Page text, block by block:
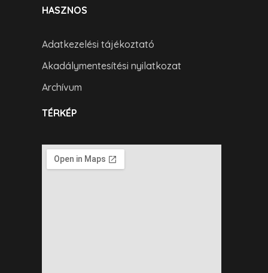
HASZNOS
Adatkezelési tájékoztató
Akadálymentesítési nyilatkozat
Archívum
TÉRKÉP